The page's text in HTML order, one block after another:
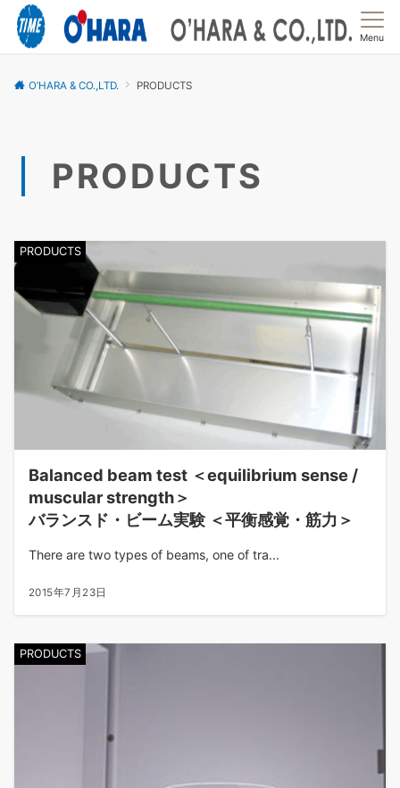
Menu
O’HARA & CO.,LTD. PRODUCTS
PRODUCTS
PRODUCTS
Balanced beam test ＜equilibrium sense /
muscular strength＞
バランスド・ビーム実験 ＜平衡感覚・筋力＞
There are two types of beams, one of tra...
2015年7月23日
PRODUCTS